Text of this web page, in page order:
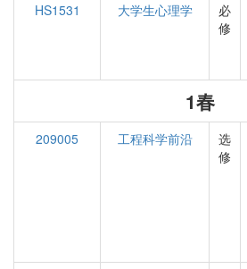
HS1531 大学生心理学
必
修
1春
209005 工程科学前沿
选
修